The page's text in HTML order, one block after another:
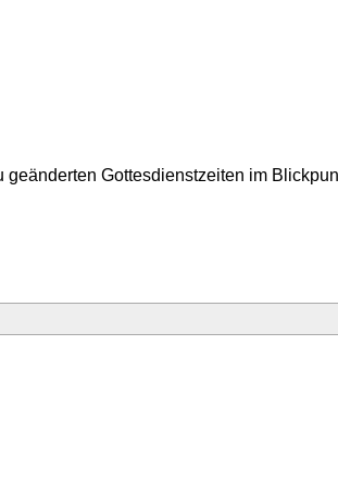
Gottesdienstzeiten im